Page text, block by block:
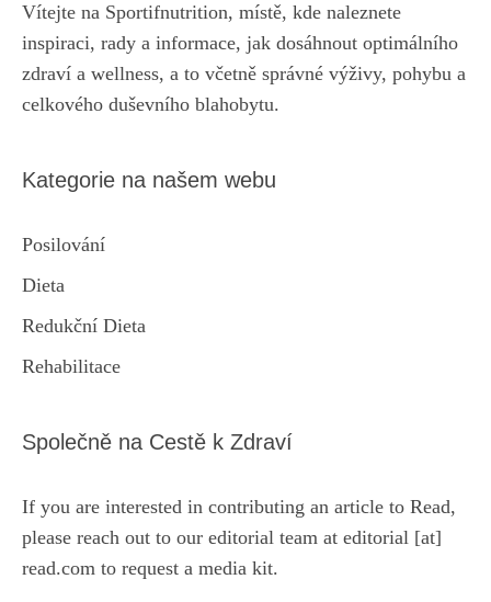
Vítejte na Sportifnutrition, místě, kde naleznete
inspiraci, rady a informace, jak dosáhnout optimálního
zdraví a wellness, a to včetně správné výživy, pohybu a
celkového duševního blahobytu.
Kategorie na našem webu
Posilování
Dieta
Redukční Dieta
Rehabilitace
Společně na Cestě k Zdraví
If you are interested in contributing an article to Read,
please reach out to our editorial team at editorial [at]
read.com to request a media kit.